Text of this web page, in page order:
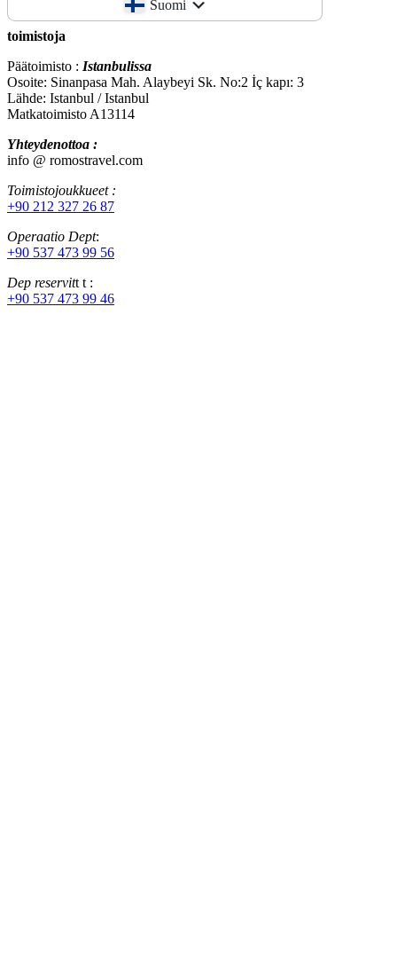
Suomi
toimistoja
Päätoimisto : Istanbulissa
Osoite: Sinanpasa Mah. Alaybeyi Sk. No:2 İç kapı: 3
Lähde: Istanbul / Istanbul
Matkatoimisto A13114
Yhteydenottoa :
info @ romostravel.com
Toimistojoukkueet :
+90 212 327 26 87
Operaatio Dept:
+90 537 473 99 56
Dep reservitt t :
+90 537 473 99 46